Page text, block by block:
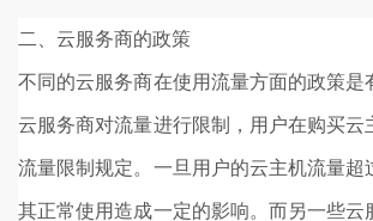
二、云服务商的政策
不同的云服务商在使用流量方面的政策是
云服务商对流量进行限制，用户在购买云
流量限制规定。一旦用户的云主机流量超
其正常使用造成一定的影响。而另一些云